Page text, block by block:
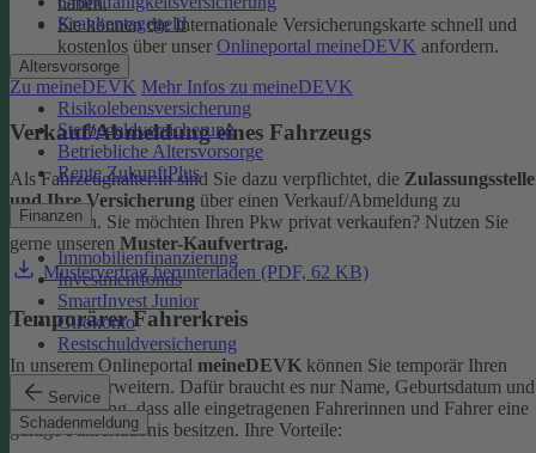
Krankentagegeld
Altersvorsorge
Risikolebensversicherung
Sterbegeldversicherung
Betriebliche Altersvorsorge
Rente ZukunftPlus
Finanzen
Immobilienfinanzierung
Investmentfonds
SmartInvest Junior
Girokonto
Restschuldversicherung
Service
Schadenmeldung
Sie können die Internationale Versicherungskarte schnell und
kostenlos über unser Onlineportal meineDEVK anfordern.
Zu meineDEVK Mehr Infos zu meineDEVK
Verkauf/Abmeldung eines Fahrzeugs
Als Fahrzeughalter:in sind Sie dazu verpflichtet, die Zulassungsstelle
und Ihre Versicherung über einen Verkauf/Abmeldung zu
informieren. Sie möchten Ihren Pkw privat verkaufen? Nutzen Sie
gerne unseren Muster-Kaufvertrag.
Mustervertrag herunterladen (PDF, 62 KB)
Temporärer Fahrerkreis
In unserem Onlineportal meineDEVK können Sie temporär Ihren
Fahrerkreis erweitern. Dafür braucht es nur Name, Geburtsdatum und
die Bestätigung, dass alle eingetragenen Fahrerinnen und Fahrer eine
gültige Fahrerlaubnis besitzen. Ihre Vorteile: